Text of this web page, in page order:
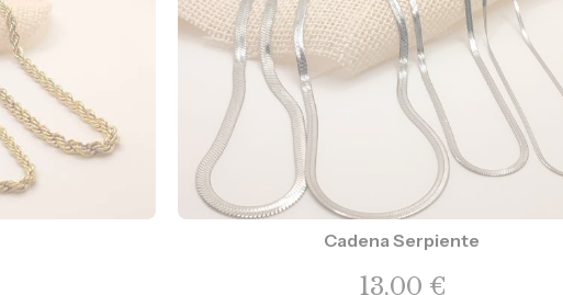
Cadena Serpiente
13,00 €